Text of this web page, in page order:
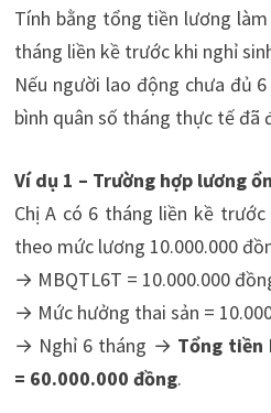
Tính bằng tổng tiền lương
tháng liền kề trước khi nghỉ
Nếu người lao động chưa đủ
bình quân số tháng thực tế đã
Ví dụ 1 – Trường hợp lương
Chị A có 6 tháng liền kề
theo mức lương 10.000.000
→ MBQTL6T = 10.000.000
→ Mức hưởng thai sản =
→ Nghỉ 6 tháng → Tổng tiền
= 60.000.000 đồng.